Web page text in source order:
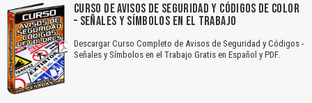
CURSO DE AVISOS DE SEGURIDAD Y CÓDIGOS DE COLOR
– SEÑALES Y SÍMBOLOS EN EL TRABAJO
Descargar Curso Completo de Avisos de Seguridad y Códigos -
Señales y Símbolos en el Trabajo Gratis en Español y PDF.